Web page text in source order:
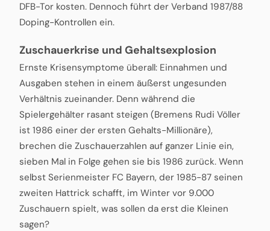
DFB-Tor kosten. Dennoch führt der Verband 1987/88
Doping-Kontrollen ein.
Zuschauerkrise und Gehaltsexplosion
Ernste Krisensymptome überall: Einnahmen und
Ausgaben stehen in einem äußerst ungesunden
Verhältnis zueinander. Denn während die
Spielergehälter rasant steigen (Bremens Rudi Völler
ist 1986 einer der ersten Gehalts-Millionäre),
brechen die Zuschauerzahlen auf ganzer Linie ein,
sieben Mal in Folge gehen sie bis 1986 zurück. Wenn
selbst Serienmeister FC Bayern, der 1985-87 seinen
zweiten Hattrick schafft, im Winter vor 9.000
Zuschauern spielt, was sollen da erst die Kleinen
sagen?